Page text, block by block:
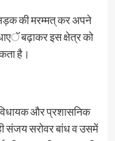
की मरम्मत् कर अपने
बढ़ाकर इस क्षेत्र को
है।
और प्रशासनिक
संजय सरोवर बांध व उसमें